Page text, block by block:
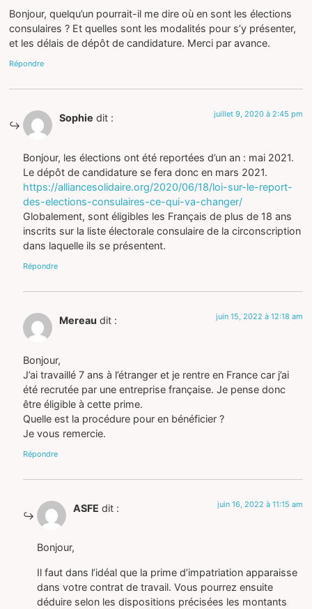
Bonjour, quelqu’un pourrait-il me dire où en sont les élections
consulaires ? Et quelles sont les modalités pour s’y présenter,
et les délais de dépôt de candidature. Merci par avance.
Répondre
Sophie dit : juillet 9, 2020 à 2:45 pm
Bonjour, les élections ont été reportées d’un an : mai 2021.
Le dépôt de candidature se fera donc en mars 2021.
https://alliancesolidaire.org/2020/06/18/loi-sur-le-report-
des-elections-consulaires-ce-qui-va-changer/
Globalement, sont éligibles les Français de plus de 18 ans
inscrits sur la liste électorale consulaire de la circonscription
dans laquelle ils se présentent.
Répondre
Mereau dit : juin 15, 2022 à 12:18 am
Bonjour,
J’ai travaillé 7 ans à l’étranger et je rentre en France car j’ai
été recrutée par une entreprise française. Je pense donc
être éligible à cette prime.
Quelle est la procédure pour en bénéficier ?
Je vous remercie.
Répondre
ASFE dit : juin 16, 2022 à 11:15 am
Bonjour,
Il faut dans l’idéal que la prime d’impatriation apparaisse
dans votre contrat de travail. Vous pourrez ensuite
déduire selon les dispositions précisées les montants